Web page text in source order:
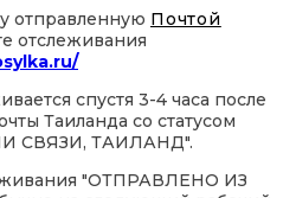
отправленную Почтой
отслеживания
спустя 3-4 часа после
Таиланда со статусом
СВЯЗИ, ТАИЛАНД".
"ОТПРАВЛЕНО ИЗ